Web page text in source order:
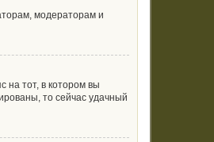
модераторам и
на тот, в котором вы
то сейчас удачный